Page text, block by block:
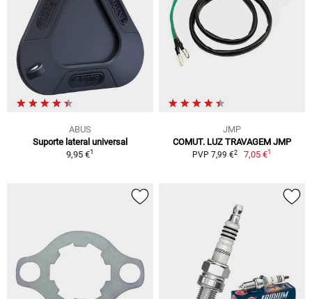
ABUS
Suporte lateral universal
9,95 €1
JMP
COMUT. LUZ TRAVAGEM JMP
PVP 7,99 €2 7,05 €1